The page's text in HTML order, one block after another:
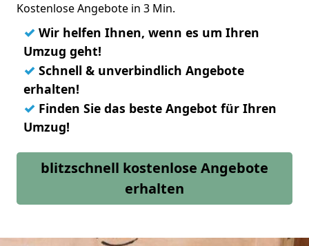
Kostenlose Angebote in 3 Min.
✓ Wir helfen Ihnen, wenn es um Ihren
Umzug geht!
✓ Schnell & unverbindlich Angebote
erhalten!
✓ Finden Sie das beste Angebot für Ihren
Umzug!
blitzschnell kostenlose Angebote
erhalten